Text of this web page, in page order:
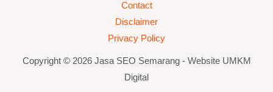
Contact
Disclaimer
Privacy Policy
Copyright © 2026 Jasa SEO Semarang - Website UMKM
Digital